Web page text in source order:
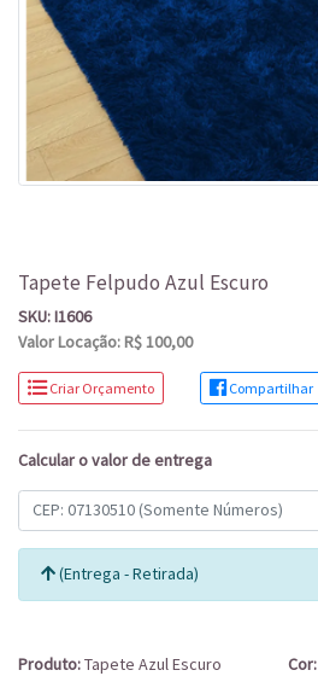
Tapete Felpudo Azul Escuro
SKU: I1606
Valor Locação: R$ 100,00
Criar Orçamento Compartilhar
Calcular o valor de entrega
(Entrega - Retirada)
Produto:Tapete Azul Escuro
Cor: